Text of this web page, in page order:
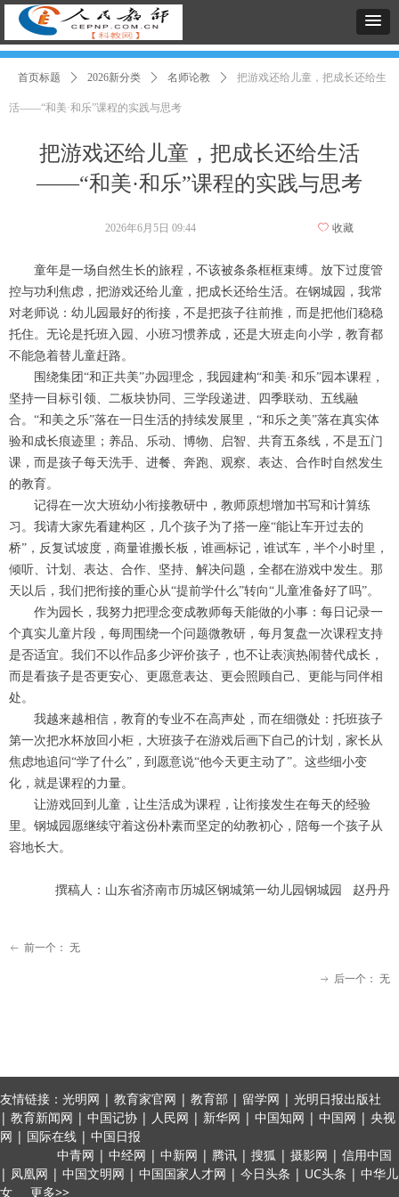
把游戏还给儿童，把成长还给生活
——“和美·和乐”课程的实践与思考
首页标题 ꄲ 2026新分类 ꄲ 名师论教 ꄲ 把游戏还给儿童，把成长还给生
活——“和美·和乐”课程的实践与思考
童年是一场自然生长的旅程，不该被条条框框束缚。放下过度管
控与功利焦虑，把游戏还给儿童，把成长还给生活。在钢城园，我常
对老师说：幼儿园最好的衔接，不是把孩子往前推，而是把他们稳稳
托住。无论是托班入园、小班习惯养成，还是大班走向小学，教育都
不能急着替儿童赶路。
围绕集团“和正共美”办园理念，我园建构“和美·和乐”园本课程，
坚持一目标引领、二板块协同、三学段递进、四季联动、五线融
合。“和美之乐”落在一日生活的持续发展里，“和乐之美”落在真实体
验和成长痕迹里；养品、乐动、博物、启智、共育五条线，不是五门
课，而是孩子每天洗手、进餐、奔跑、观察、表达、合作时自然发生
的教育。
记得在一次大班幼小衔接教研中，教师原想增加书写和计算练
习。我请大家先看建构区，几个孩子为了搭一座“能让车开过去的
桥”，反复试坡度，商量谁搬长板，谁画标记，谁试车，半个小时里，
倾听、计划、表达、合作、坚持、解决问题，全都在游戏中发生。那
天以后，我们把衔接的重心从“提前学什么”转向“儿童准备好了吗”。
作为园长，我努力把理念变成教师每天能做的小事：每日记录一
个真实儿童片段，每周围绕一个问题微教研，每月复盘一次课程支持
是否适宜。我们不以作品多少评价孩子，也不让表演热闹替代成长，
而是看孩子是否更安心、更愿意表达、更会照顾自己、更能与同伴相
处。
我越来越相信，教育的专业不在高声处，而在细微处：托班孩子
第一次把水杯放回小柜，大班孩子在游戏后画下自己的计划，家长从
焦虑地追问“学了什么”，到愿意说“他今天更主动了”。这些细小变
化，就是课程的力量。
让游戏回到儿童，让生活成为课程，让衔接发生在每天的经验
里。钢城园愿继续守着这份朴素而坚定的幼教初心，陪每一个孩子从
容地长大。
撰稿人：山东省济南市历城区钢城第一幼儿园钢城园 赵丹丹
2026年6月5日 09:44 ꄀ 收藏
ꂃ 前一个： 无
ꁹ 后一个： 无
友情链接：光明网 | 教育家官网 | 教育部 | 留学网 | 光明日报出版社
| 教育新闻网 | 中国记协 | 人民网 | 新华网 | 中国知网 | 中国网 | 央视
网 | 国际在线 | 中国日报
中青网 | 中经网 | 中新网 | 腾讯 | 搜狐 | 摄影网 | 信用中国
| 凤凰网 | 中国文明网 | 中国国家人才网 | 今日头条 | UC头条 | 中华儿
女 更多>>